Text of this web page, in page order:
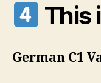
This
German C1